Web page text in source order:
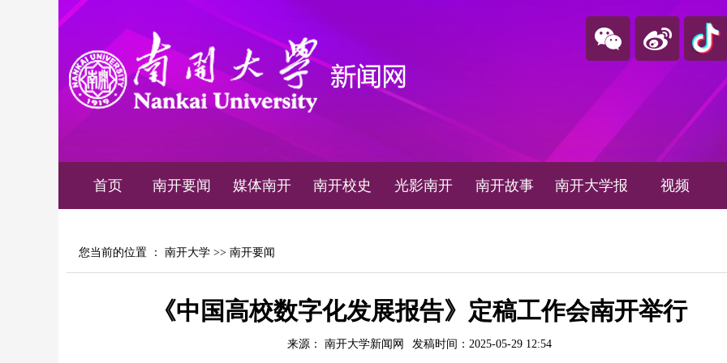
首页 南开要闻 媒体南开 南开校史 光影南开 南开故事 南开大学报 视频
您当前的位置 ： 南开大学 >> 南开要闻
《中国高校数字化发展报告》定稿工作会南开举行
来源： 南开大学新闻网 发稿时间：2025-05-29 12:54